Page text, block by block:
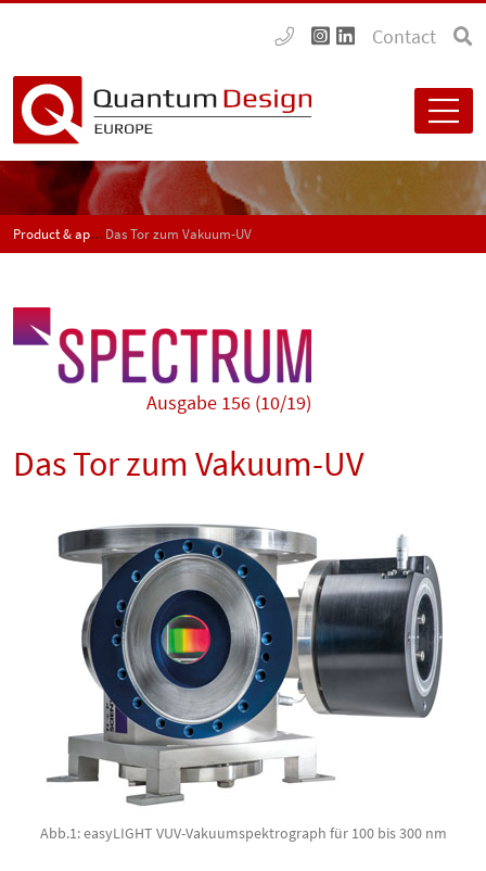
Contact
Product & application news - SPECTRUMDas Tor zum Vakuum-UV
Ausgabe 156 (10/19)
Das Tor zum Vakuum-UV
Abb.1: easyLIGHT VUV-Vakuumspektrograph für 100 bis 300 nm